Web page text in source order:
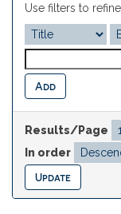
Use filters to
Results/Page
In order